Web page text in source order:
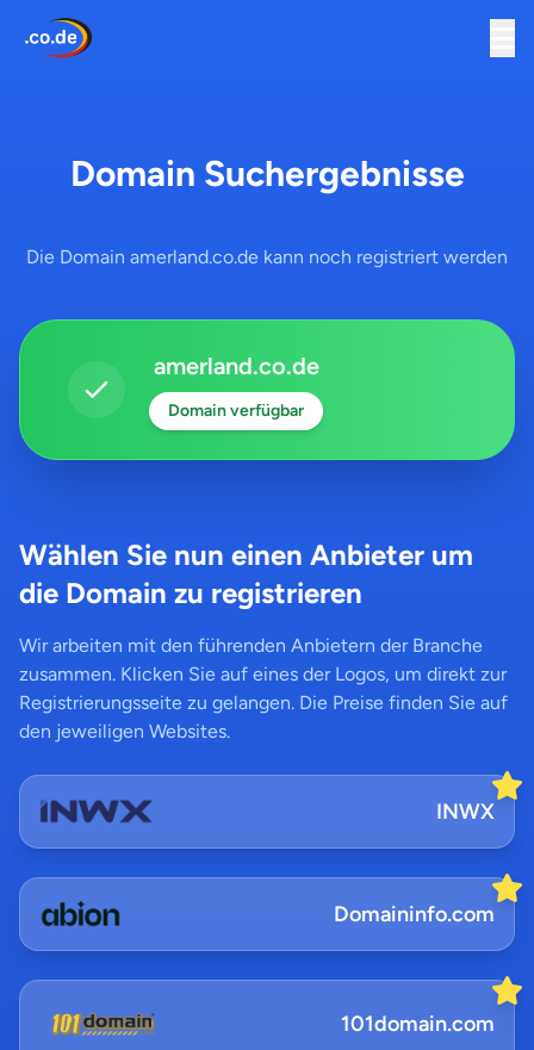
Domain Suchergebnisse
Die Domain amerland.co.de kann noch registriert werden
amerland.co.de
Domain verfügbar
Wählen Sie nun einen Anbieter um
die Domain zu registrieren
Wir arbeiten mit den führenden Anbietern der Branche
zusammen. Klicken Sie auf eines der Logos, um direkt zur
Registrierungsseite zu gelangen. Die Preise finden Sie auf
den jeweiligen Websites.
INWX
Domaininfo.com
101domain.com